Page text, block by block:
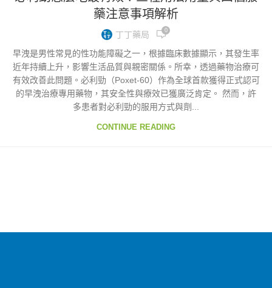
藥注意事項解析
丁丁藥局 0
早洩是男性常見的性功能障礙之一，根據臨床數據顯示，其發生率
近年持續上升，影響生活品質與親密關係。所幸，透過藥物治療可
有效改善此問題。必利勁（Poxet-60）作為全球首款獲得正式認可
的早洩治療專用藥物，其安全性與療效已獲廣泛肯定。 然而，許
多患者對必利勁的服用方式與劑...
CONTINUE READING